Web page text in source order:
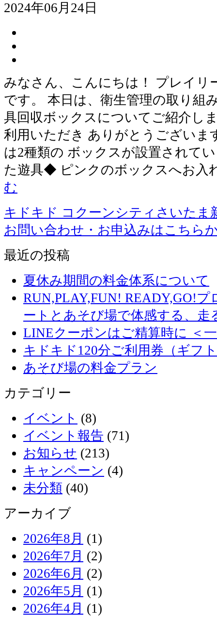
2024年06月24日
みなさん、こんにちは！ プレイリ
です。 本日は、衛生管理の取り組
具回収ボックスについてご紹介し
利用いただき ありがとうございま
は2種類の ボックスが設置されて
た遊具◆ ピンクのボックスへお入
む
キドキド コクーンシティさいたま
お問い合わせ・お申込みはこちら
最近の投稿
夏休み期間の料金体系について
RUN,PLAY,FUN! READY,GO!
ートとあそび場で体感する、走
LINEクーポンはご精算時に ＜
キドキド120分ご利用券（ギフ
あそび場の料金プラン
カテゴリー
イベント (8)
イベント報告 (71)
お知らせ (213)
キャンペーン (4)
未分類 (40)
アーカイブ
2026年8月 (1)
2026年7月 (2)
2026年6月 (2)
2026年5月 (1)
2026年4月 (1)